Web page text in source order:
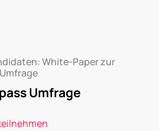
White-Paper zur
Umfrage